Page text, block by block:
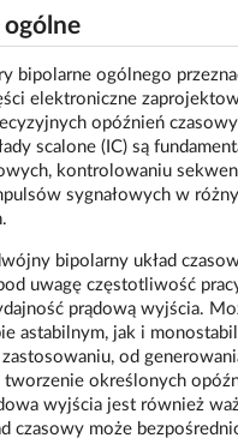
ogólne
bipolarne ogólnego
elektroniczne
opóźnień
scalone (IC) są
kontrolowaniu
sygnałowych w
bipolarny układ
uwagę częstotliwość
prądową wyjścia.
astabilnym, jak i
od
określonych
wyjścia jest również
czasowy może